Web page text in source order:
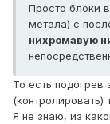
Просто блоки
метала) с
нихромавую
То есть подогрев
(контролировать)
Я не знаю, из